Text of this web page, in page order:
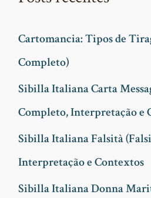
r
p
o
r
:
Cartomancia: Tipos de
Completo)
Sibilla Italiana Carta
Completo, Interpretação e
Sibilla Italiana Falsità
Interpretação e Contextos
Sibilla Italiana Donna